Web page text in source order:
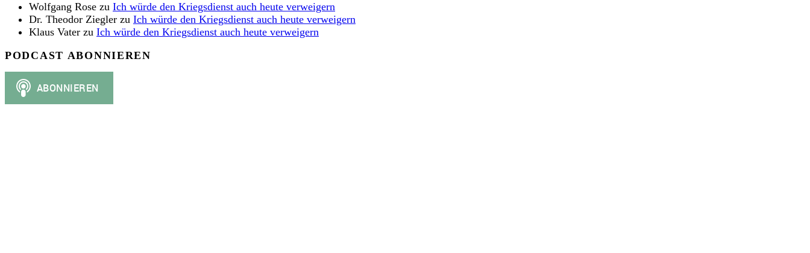
Wolfgang Rose zu Ich würde den Kriegsdienst auch heute verweigern
Dr. Theodor Ziegler zu Ich würde den Kriegsdienst auch heute verweigern
Klaus Vater zu Ich würde den Kriegsdienst auch heute verweigern
PODCAST ABONNIEREN